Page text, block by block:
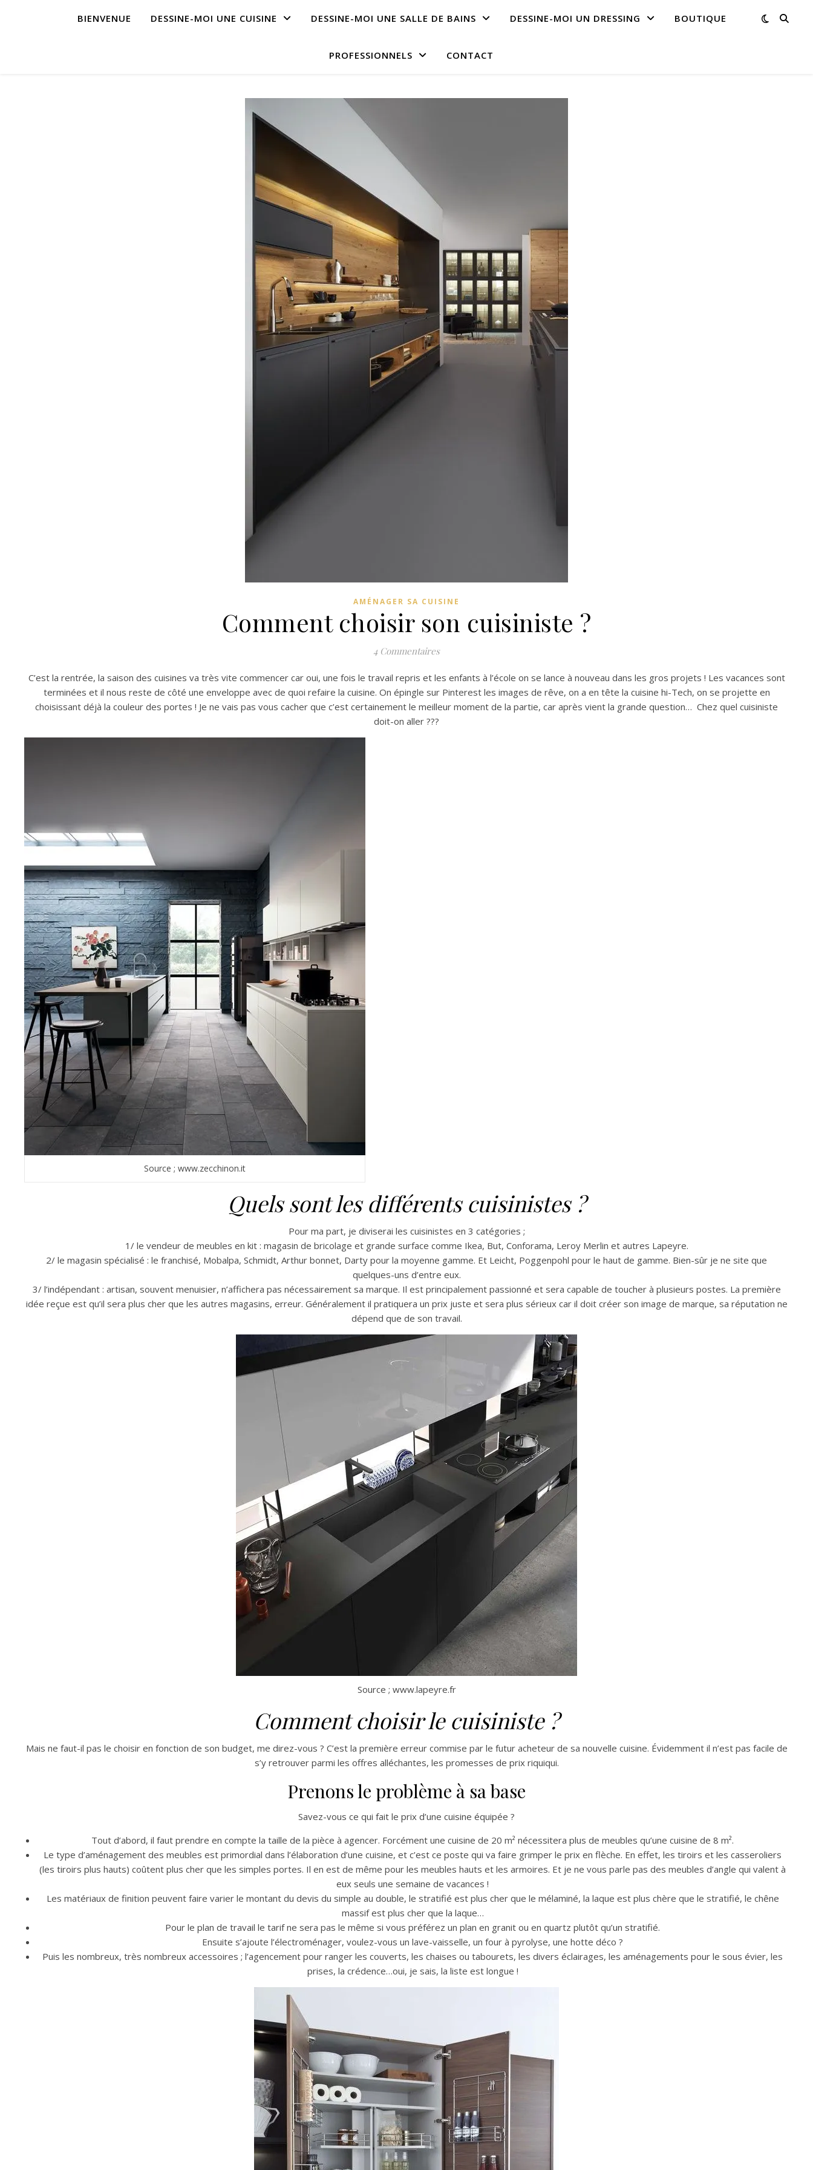
BIENVENUE DESSINE-MOI UNE CUISINE DESSINE-MOI UNE SALLE DE BAINS DESSINE-MOI UN DRESSING BOUTIQUE
PROFESSIONNELS CONTACT
AMÉNAGER SA CUISINE
Comment choisir son cuisiniste ?
4 Commentaires
C’est la rentrée, la saison des cuisines va très vite commencer car oui, une fois le travail repris et les enfants à l’école on se lance à nouveau dans les gros projets ! Les vacances sont
terminées et il nous reste de côté une enveloppe avec de quoi refaire la cuisine. On épingle sur Pinterest les images de rêve, on a en tête la cuisine hi-Tech, on se projette en
choisissant déjà la couleur des portes ! Je ne vais pas vous cacher que c’est certainement le meilleur moment de la partie, car après vient la grande question… Chez quel cuisiniste
doit-on aller ???
Source ; www.zecchinon.it
Quels sont les différents cuisinistes ?
Pour ma part, je diviserai les cuisinistes en 3 catégories ;
1/ le vendeur de meubles en kit : magasin de bricolage et grande surface comme Ikea, But, Conforama, Leroy Merlin et autres Lapeyre.
2/ le magasin spécialisé : le franchisé, Mobalpa, Schmidt, Arthur bonnet, Darty pour la moyenne gamme. Et Leicht, Poggenpohl pour le haut de gamme. Bien-sûr je ne site que
quelques-uns d’entre eux.
3/ l’indépendant : artisan, souvent menuisier, n’affichera pas nécessairement sa marque. Il est principalement passionné et sera capable de toucher à plusieurs postes. La première
idée reçue est qu’il sera plus cher que les autres magasins, erreur. Généralement il pratiquera un prix juste et sera plus sérieux car il doit créer son image de marque, sa réputation ne
dépend que de son travail.
Source ; www.lapeyre.fr
Comment choisir le cuisiniste ?
Mais ne faut-il pas le choisir en fonction de son budget, me direz-vous ? C’est la première erreur commise par le futur acheteur de sa nouvelle cuisine. Évidemment il n’est pas facile de
s’y retrouver parmi les offres alléchantes, les promesses de prix riquiqui.
Prenons le problème à sa base
Savez-vous ce qui fait le prix d’une cuisine équipée ?
Tout d’abord, il faut prendre en compte la taille de la pièce à agencer. Forcément une cuisine de 20 m² nécessitera plus de meubles qu’une cuisine de 8 m².
Le type d’aménagement des meubles est primordial dans l’élaboration d’une cuisine, et c’est ce poste qui va faire grimper le prix en flèche. En effet, les tiroirs et les casseroliers
(les tiroirs plus hauts) coûtent plus cher que les simples portes. Il en est de même pour les meubles hauts et les armoires. Et je ne vous parle pas des meubles d’angle qui valent à
eux seuls une semaine de vacances !
Les matériaux de finition peuvent faire varier le montant du devis du simple au double, le stratifié est plus cher que le mélaminé, la laque est plus chère que le stratifié, le chêne
massif est plus cher que la laque…
Pour le plan de travail le tarif ne sera pas le même si vous préférez un plan en granit ou en quartz plutôt qu’un stratifié.
Ensuite s’ajoute l’électroménager, voulez-vous un lave-vaisselle, un four à pyrolyse, une hotte déco ?
Puis les nombreux, très nombreux accessoires ; l’agencement pour ranger les couverts, les chaises ou tabourets, les divers éclairages, les aménagements pour le sous évier, les
prises, la crédence…oui, je sais, la liste est longue !